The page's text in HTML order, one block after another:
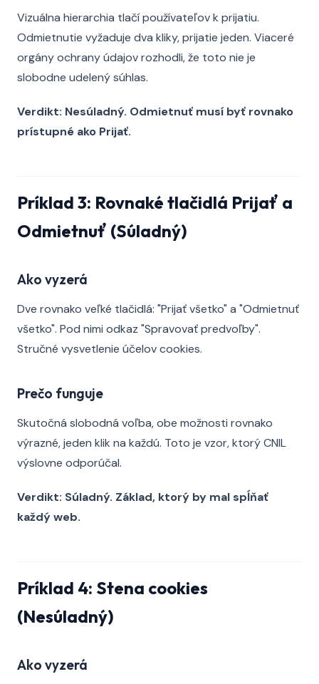
Vizuálna hierarchia tlačí používateľov k prijatiu.
Odmietnutie vyžaduje dva kliky, prijatie jeden. Viaceré
orgány ochrany údajov rozhodli, že toto nie je
slobodne udelený súhlas.
Verdikt: Nesúladný. Odmietnuť musí byť rovnako
prístupné ako Prijať.
Príklad 3: Rovnaké tlačidlá Prijať a
Odmietnuť (Súladný)
Ako vyzerá
Dve rovnako veľké tlačidlá: "Prijať všetko" a "Odmietnuť
všetko". Pod nimi odkaz "Spravovať predvoľby".
Stručné vysvetlenie účelov cookies.
Prečo funguje
Skutočná slobodná voľba, obe možnosti rovnako
výrazné, jeden klik na každú. Toto je vzor, ktorý CNIL
výslovne odporúčal.
Verdikt: Súladný. Základ, ktorý by mal spĺňať
každý web.
Príklad 4: Stena cookies
(Nesúladný)
Ako vyzerá